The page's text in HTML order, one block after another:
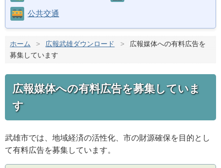
公共交通
ホーム > 広報武雄ダウンロード >
広報媒体への有料広告を
募集しています
広報媒体への有料広告を募集していま
す
武雄市では、地域経済の活性化、市の財源確保を目的とし
て有料広告を募集しています。